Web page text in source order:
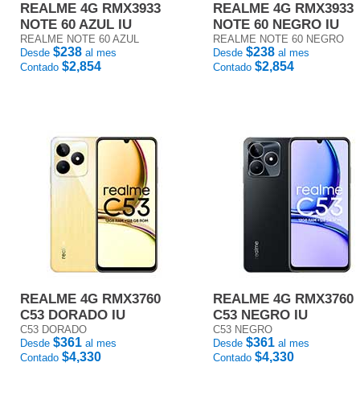
REALME 4G RMX3933
NOTE 60 AZUL IU
REALME NOTE 60 AZUL
Desde $238 al mes
Contado $2,854
REALME 4G RMX3933
NOTE 60 NEGRO IU
REALME NOTE 60 NEGRO
Desde $238 al mes
Contado $2,854
REALME 4G RMX3760
C53 DORADO IU
C53 DORADO
Desde $361 al mes
Contado $4,330
REALME 4G RMX3760
C53 NEGRO IU
C53 NEGRO
Desde $361 al mes
Contado $4,330